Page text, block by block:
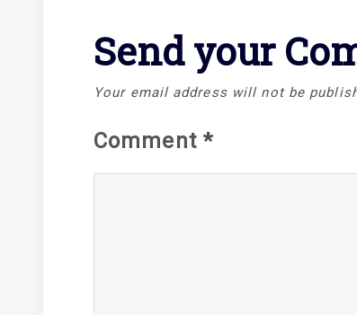
Send your
Your email address will not be
Comment *